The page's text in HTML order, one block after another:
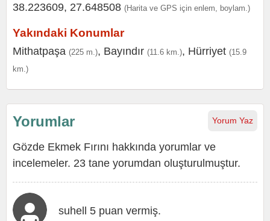
38.223609, 27.648508 (Harita ve GPS için enlem, boylam.)
Yakındaki Konumlar
Mithatpaşa (225 m.), Bayındır (11.6 km.), Hürriyet (15.9
km.)
Yorum Yaz
Yorumlar
Gözde Ekmek Fırını hakkında yorumlar ve
incelemeler. 23 tane yorumdan oluşturulmuştur.
suhell 5 puan vermiş.